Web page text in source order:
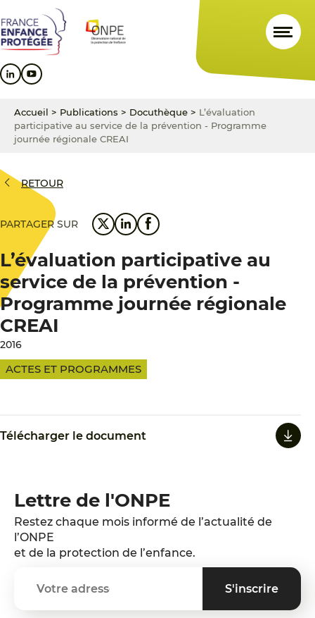
au
contenu
principal
au
menu
principal
au
pied
de
Accueil > Publications > Docuthèque > L’évaluation
participative au service de la prévention - Programme
journée régionale CREAI
RETOUR
PARTAGER SUR
L’évaluation participative au
service de la prévention -
Programme journée régionale
CREAI
2016
ACTES ET PROGRAMMES
Télécharger le document
Lettre de l'ONPE
Restez chaque mois informé de l’actualité de
l’ONPE
et de la protection de l’enfance.